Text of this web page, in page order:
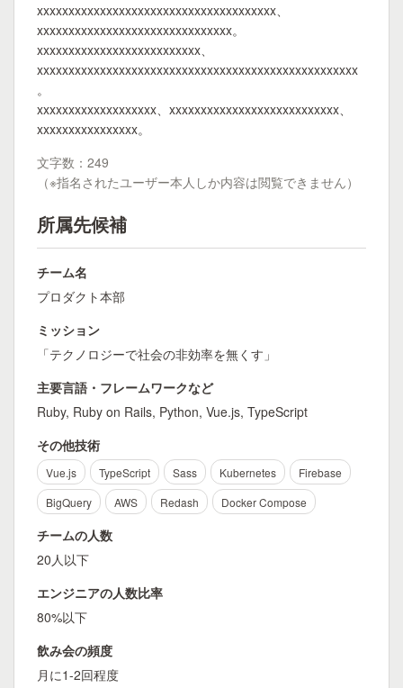
xxxxxxxxxxxxxxxxxxxxxxxxxxxxxxxxxxxxxx、
xxxxxxxxxxxxxxxxxxxxxxxxxxxxxxx。
xxxxxxxxxxxxxxxxxxxxxxxxxx、
xxxxxxxxxxxxxxxxxxxxxxxxxxxxxxxxxxxxxxxxxxxxxxxxxxx
。
xxxxxxxxxxxxxxxxxxx、xxxxxxxxxxxxxxxxxxxxxxxxxxx、
xxxxxxxxxxxxxxxx。
文字数：249
（※指名されたユーザー本人しか内容は閲覧できません）
所属先候補
チーム名
プロダクト本部
ミッション
「テクノロジーで社会の非効率を無くす」
主要言語・フレームワークなど
Ruby, Ruby on Rails, Python, Vue.js, TypeScript
その他技術
Vue.js TypeScript Sass Kubernetes
Firebase
BigQuery
AWS Redash Docker Compose
チームの人数
20人以下
エンジニアの人数比率
80%以下
飲み会の頻度
月に1-2回程度